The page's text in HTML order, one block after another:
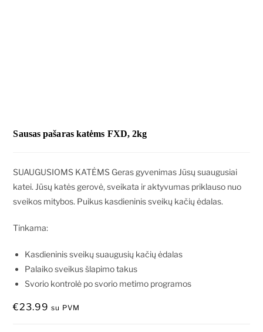
Sausas pašaras katėms FXD, 2kg
SUAUGUSIOMS KATĖMS Geras gyvenimas Jūsų suaugusiai
katei. Jūsų katės gerovė, sveikata ir aktyvumas priklauso nuo
sveikos mitybos. Puikus kasdieninis sveikų kačių ėdalas.
Tinkama:
Kasdieninis sveikų suaugusių kačių ėdalas
Palaiko sveikus šlapimo takus
Svorio kontrolė po svorio metimo programos
€23.99 su PVM